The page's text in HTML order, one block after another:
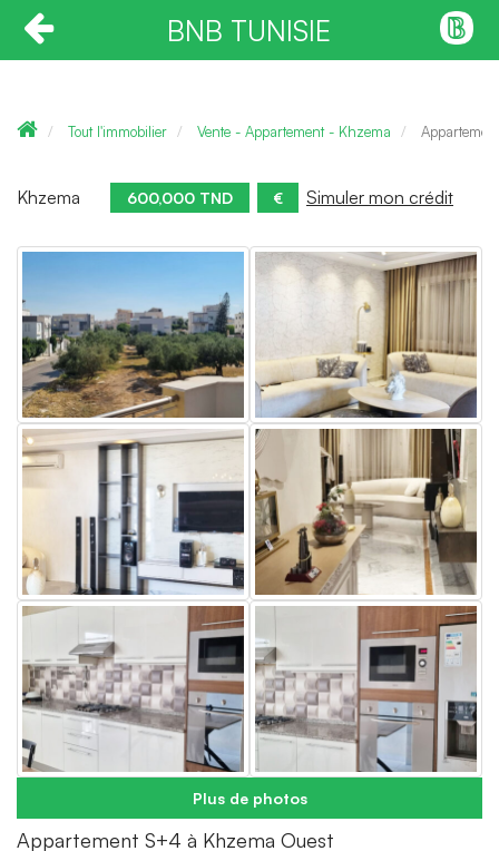
BNB TUNISIE
Tout l'immobilier Vente - Appartement - Khzema
Khzema 600,000 TND € Simuler mon crédit
Plus de photos
Appartement S+4 à Khzema Ouest